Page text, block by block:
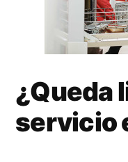
¿Queda
servicio